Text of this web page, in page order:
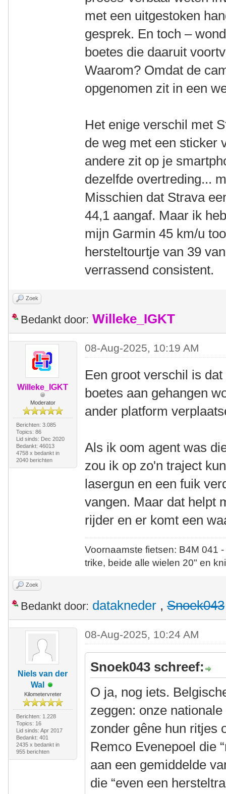
met een uitgestoken
gesprek. En toch –
boetes die daaruit
Waarom? Omdat de
opgenomen zit in een
Het enige verschil met
de weg met een sticker
andere zit op je
dezelfde overtreding...
Misschien dat Strava
44,1 aangaf. Maar ik
mijn Garmin 45 km/u
hersteltourtje van 39
verrassend consistent.
Zoek
Bedankt door: Willeke_IGKT
Willeke_IGKT
Moderator
Berichten: 3.085
Topics: 86
Lid sinds: Dec 2020
Bedankt: 46013
4758 x bedankt in
2040 berichten
08-Aug-2025, 10:19 AM
Een groot verschil is
boetes aan gehangen
ander platform
Als ik oom agent was
zou ik op zo'n traject
lasergun en een fuik
vangen. Maar dat helpt
rijder en er komt een
Voornaamste fietsen: B4M
trike, beide alle wielen 20" en
Zoek
Bedankt door: datakneder , Snoek043
Niels van der
Wal
Kilometervreter
Berichten: 1.228
Topics: 16
Lid sinds: Apr 2017
Bedankt: 401
2435 x bedankt in
955 berichten
08-Aug-2025, 10:24 AM
Snoek043 schreef:
O ja, nog iets.
zeggen: onze
zonder gêne hun ritjes
Remco Evenepoel die
aan een gemiddelde
die “even een